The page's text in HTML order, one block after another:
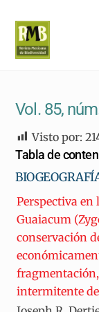
content
Vol. 85,
Visto por:
Tabla de
Perspectiva
Guaiacum
conservación
intermitente